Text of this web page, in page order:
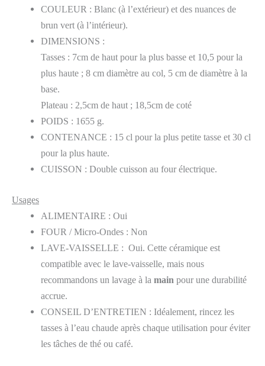
COULEUR : Blanc (à l’extérieur) et des nuances de
brun vert (à l’intérieur).
DIMENSIONS :
Tasses : 7cm de haut pour la plus basse et 10,5 pour la
plus haute ; 8 cm diamètre au col, 5 cm de diamètre à la
base.
Plateau : 2,5cm de haut ; 18,5cm de coté
POIDS : 1655 g.
CONTENANCE : 15 cl pour la plus petite tasse et 30 cl
pour la plus haute.
CUISSON : Double cuisson au four électrique.
Usages
ALIMENTAIRE : Oui
FOUR / Micro-Ondes : Non
LAVE-VAISSELLE : Oui. Cette céramique est
compatible avec le lave-vaisselle, mais nous
recommandons un lavage à lamain pour une durabilité
accrue.
CONSEIL D’ENTRETIEN : Idéalement, rincez les
tasses à l’eau chaude après chaque utilisation pour éviter
les tâches de thé ou café.